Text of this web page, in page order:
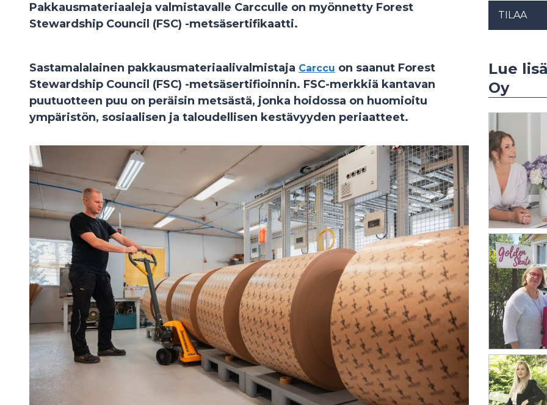
Pakkausmateriaaleja valmistavalle Carcculle on myönnetty Forest
Stewardship Council (FSC) -metsäsertifikaatti.
Sastamalalainen pakkausmateriaalivalmistaja Carccu on saanut Forest
Stewardship Council (FSC) -metsäsertifioinnin. FSC-merkkiä kantavan
puutuotteen puu on peräisin metsästä, jonka hoidossa on huomioitu
ympäristön, sosiaalisen ja taloudellisen kestävyyden periaatteet.
TILAA
Lue
Oy